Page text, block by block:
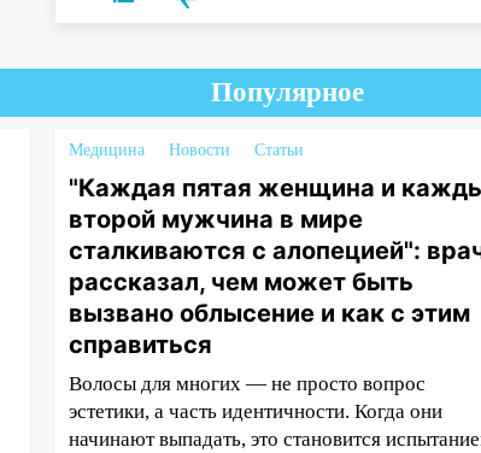
Популярное
Медицина Новости Статьи
"Каждая пятая женщина и
второй мужчина в мире
сталкиваются с алопецией":
рассказал, чем может быть
вызвано облысение и как с этим
справиться
Волосы для многих — не просто вопрос
эстетики, а часть идентичности. Когда они
начинают выпадать, это становится